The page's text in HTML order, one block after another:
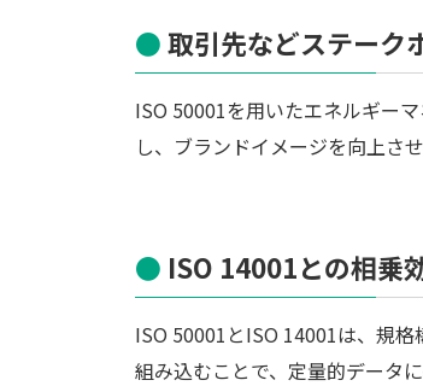
取引先などステーク
ISO 50001を用いたエネルギー
し、ブランドイメージを向上さ
ISO 14001との相乗
ISO 50001とISO 14001は、規
組み込むことで、定量的データ